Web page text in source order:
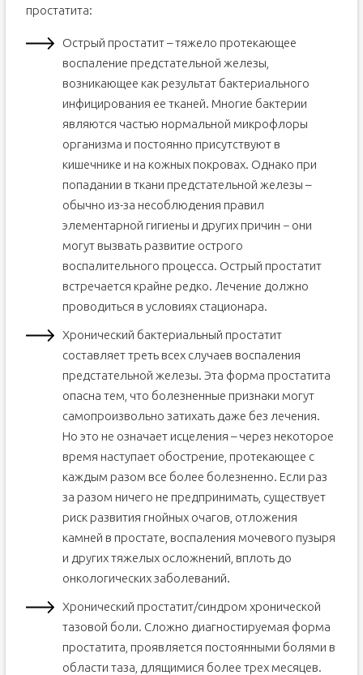
простатита:
Острый простатит – тяжело протекающее
воспаление предстательной железы,
возникающее как результат бактериального
инфицирования ее тканей. Многие бактерии
являются частью нормальной микрофлоры
организма и постоянно присутствуют в
кишечнике и на кожных покровах. Однако при
попадании в ткани предстательной железы –
обычно из-за несоблюдения правил
элементарной гигиены и других причин − они
могут вызвать развитие острого
воспалительного процесса. Острый простатит
встречается крайне редко. Лечение должно
проводиться в условиях стационара.
Хронический бактериальный простатит
составляет треть всех случаев воспаления
предстательной железы. Эта форма простатита
опасна тем, что болезненные признаки могут
самопроизвольно затихать даже без лечения.
Но это не означает исцеления – через некоторое
время наступает обострение, протекающее с
каждым разом все более болезненно. Если раз
за разом ничего не предпринимать, существует
риск развития гнойных очагов, отложения
камней в простате, воспаления мочевого пузыря
и других тяжелых осложнений, вплоть до
онкологических заболеваний.
Хронический простатит/синдром хронической
тазовой боли. Сложно диагностируемая форма
простатита, проявляется постоянными болями в
области таза, длящимися более трех месяцев.